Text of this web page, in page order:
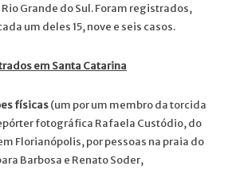
Grande do Sul. Foram registrados,
um deles 15, nove e seis casos.
em Santa Catarina
físicas(um por um membro da torcida
fotográfica Rafaela Custódio, do
Florianópolis, por pessoas na praia do
Barbosa e Renato Soder,